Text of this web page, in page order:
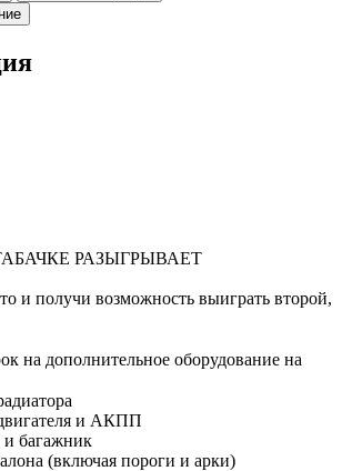
РАЗЫГРЫВАЕТ
и получи возможность выиграть второй,
на дополнительное оборудование на
и АКПП
багажник
(включая пороги и арки)